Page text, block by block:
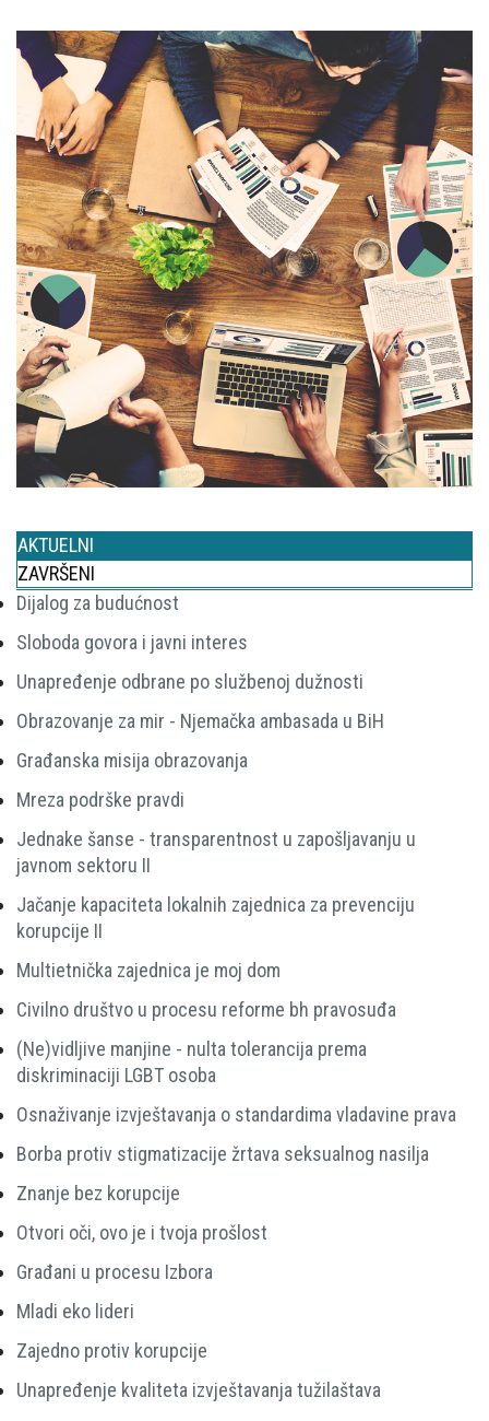
AKTUELNI
ZAVRŠENI
Dijalog za budućnost
Sloboda govora i javni interes
Unapređenje odbrane po službenoj dužnosti
Obrazovanje za mir - Njemačka ambasada u BiH
Građanska misija obrazovanja
Mreza podrške pravdi
Jednake šanse - transparentnost u zapošljavanju u
javnom sektoru II
Jačanje kapaciteta lokalnih zajednica za prevenciju
korupcije II
Multietnička zajednica je moj dom
Civilno društvo u procesu reforme bh pravosuđa
(Ne)vidljive manjine - nulta tolerancija prema
diskriminaciji LGBT osoba
Osnaživanje izvještavanja o standardima vladavine prava
Borba protiv stigmatizacije žrtava seksualnog nasilja
Znanje bez korupcije
Otvori oči, ovo je i tvoja prošlost
Građani u procesu Izbora
Mladi eko lideri
Zajedno protiv korupcije
Unapređenje kvaliteta izvještavanja tužilaštava